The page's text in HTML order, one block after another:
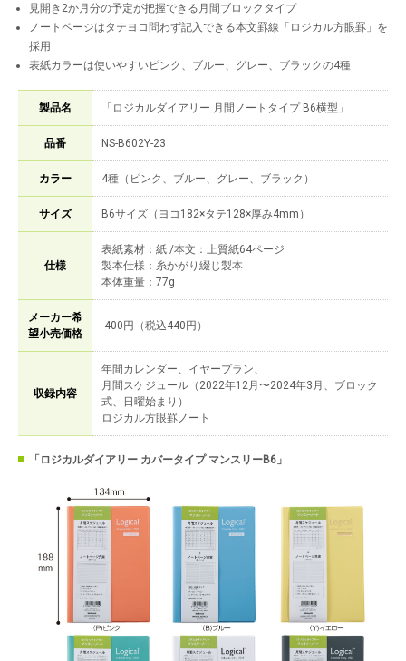
見開き2か月分の予定が把握できる月間ブロックタイプ
ノートページはタテヨコ問わず記入できる本文罫線「ロジカル方眼罫」を
採用
表紙カラーは使いやすいピンク、ブルー、グレー、ブラックの4種
製品名 「ロジカルダイアリー 月間ノートタイプ B6横型」
品番 NS-B602Y-23
カラー 4種（ピンク、ブルー、グレー、ブラック）
サイズ B6サイズ（ヨコ182×タテ128×厚み4mm）
仕様
表紙素材：紙 /本文：上質紙64ページ
製本仕様：糸かがり綴じ製本
本体重量：77g
メーカー希
望小売価格
400円（税込440円）
収録内容
年間カレンダー、イヤープラン、
月間スケジュール（2022年12月〜2024年3月、ブロック
式、日曜始まり）
ロジカル方眼罫ノート
「ロジカルダイアリー カバータイプ マンスリーB6」